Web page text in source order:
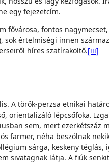
egy fejezetcím.
fővárosa, fontos
értelmiségi innen
híres szatíraköltő.[iii]
A török-perzsa etnikai
orientalizáló lépcsőfoka.
sem, mert ezerkétszáz
farmer, néha beszólnak
sárga, keskeny
sivatagnak látja. A fiúk